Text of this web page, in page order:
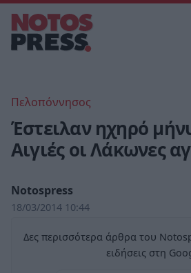
Πελοπόννησος
Έστειλαν ηχηρό
Αιγιές οι Λάκωνες
Notospress
18/03/2014 10:44
Δες περισσότερα άρθρα του
ειδήσεις στη